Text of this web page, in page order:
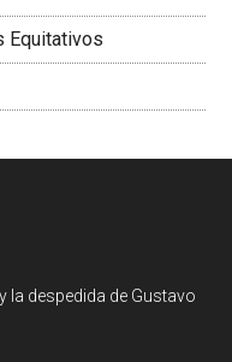
Equitativos
la despedida de Gustavo